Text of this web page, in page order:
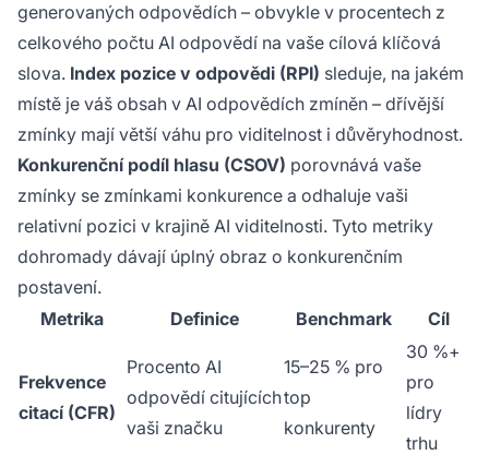
generovaných odpovědích – obvykle v procentech z
celkového počtu AI odpovědí na vaše cílová klíčová
slova. Index pozice v odpovědi (RPI) sleduje, na jakém
místě je váš obsah v AI odpovědích zmíněn – dřívější
zmínky mají větší váhu pro viditelnost i důvěryhodnost.
Konkurenční podíl hlasu (CSOV) porovnává vaše
zmínky se zmínkami konkurence a odhaluje vaši
relativní pozici v krajině AI viditelnosti. Tyto metriky
dohromady dávají úplný obraz o konkurenčním
postavení.
Metrika
Definice Benchmark Cíl
Frekvence
citací (CFR)
Procento AI
odpovědí citujících
vaši značku
15–25 % pro
top
konkurenty
30 %+
pro
lídry
trhu